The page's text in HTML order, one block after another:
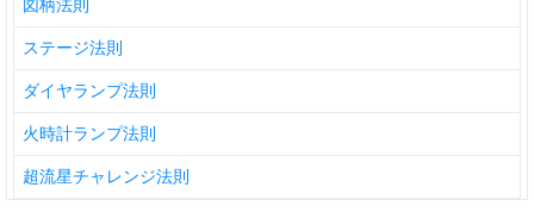
図柄法則
ステージ法則
ダイヤランプ法則
火時計ランプ法則
超流星チャレンジ法則